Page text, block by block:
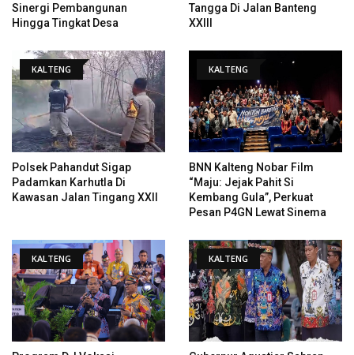
Sinergi Pembangunan
Hingga Tingkat Desa
Tangga Di Jalan Banteng
XXIII
KALTENG
Polsek Pahandut Sigap
Padamkan Karhutla Di
Kawasan Jalan Tingang XXII
KALTENG
BNN Kalteng Nobar Film
“Maju: Jejak Pahit Si
Kembang Gula”, Perkuat
Pesan P4GN Lewat Sinema
KALTENG KALTENG